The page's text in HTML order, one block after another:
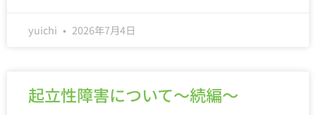
yuichi 2026年7月4日
起立性障害について～続編～